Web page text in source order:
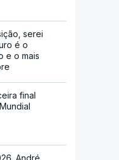
serei
é o
e o mais
final
André